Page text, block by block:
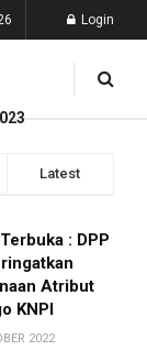
Login
Latest
: DPP
Atribut
KNPI
2022